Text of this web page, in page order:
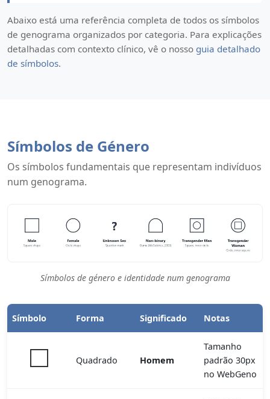
Abaixo está uma referência completa de todos os símbolos
de genograma organizados por categoria. Para explicações
detalhadas com contexto clínico, vê o nosso guia detalhado
de símbolos.
Símbolos de Género
Os símbolos fundamentais que representam indivíduos
num genograma.
Símbolos de género e identidade num genograma
Símbolo Forma Significado Notas
Quadrado Homem
Tamanho
padrão 30px
no WebGeno